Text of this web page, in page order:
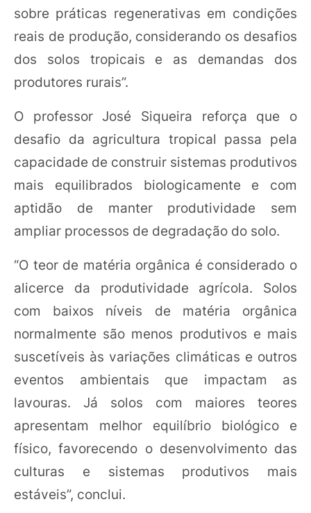
sobre práticas regenerativas em condições
reais de produção, considerando os desafios
dos solos tropicais e as demandas dos
produtores rurais”.
O professor José Siqueira reforça que o
desafio da agricultura tropical passa pela
capacidade de construir sistemas produtivos
mais equilibrados biologicamente e com
aptidão de manter produtividade sem
ampliar processos de degradação do solo.
“O teor de matéria orgânica é considerado o
alicerce da produtividade agrícola. Solos
com baixos níveis de matéria orgânica
normalmente são menos produtivos e mais
suscetíveis às variações climáticas e outros
eventos ambientais que impactam as
lavouras. Já solos com maiores teores
apresentam melhor equilíbrio biológico e
físico, favorecendo o desenvolvimento das
culturas e sistemas produtivos mais
estáveis”, conclui.